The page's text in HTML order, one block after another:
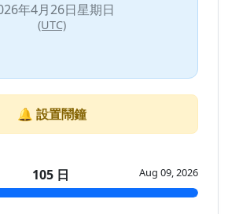
年4月26日星期日
(UTC)
🔔 設置鬧鐘
105 日 Aug 09, 2026